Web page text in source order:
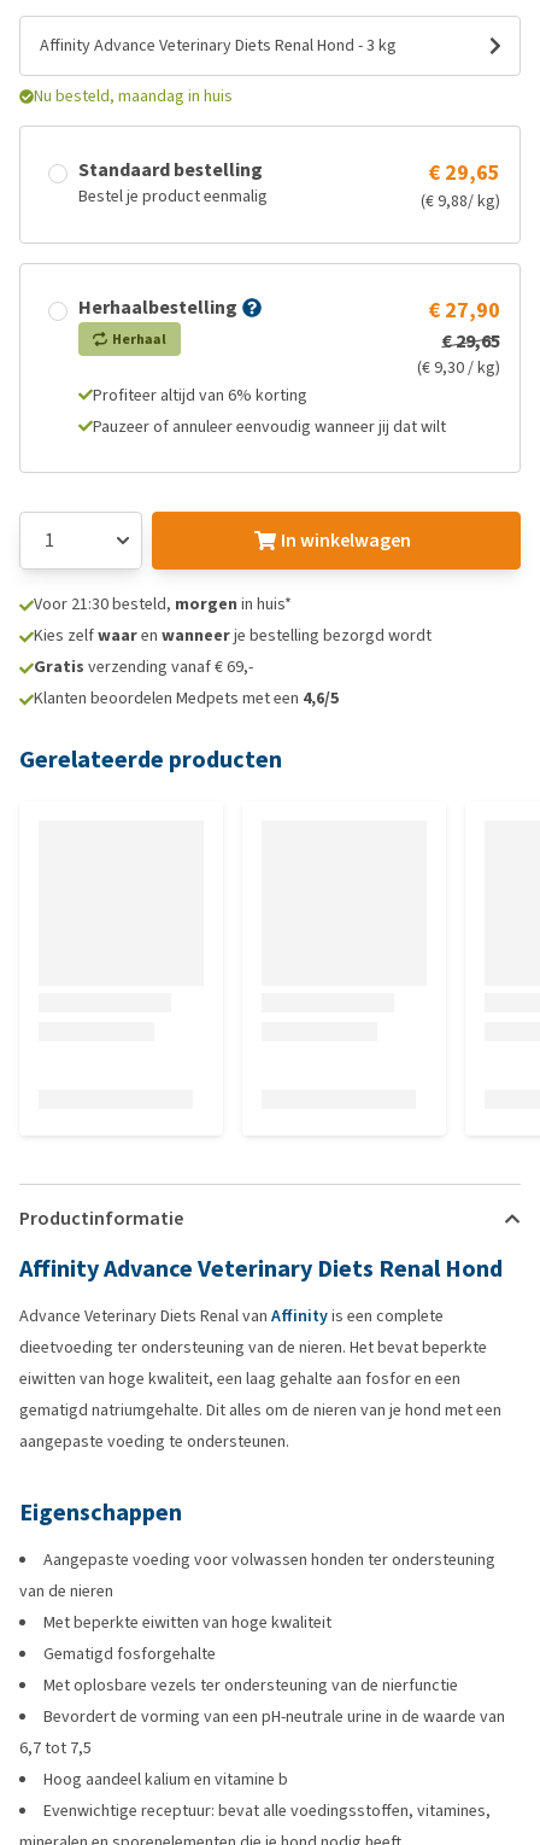
Affinity Advance Veterinary Diets Renal Hond - 3 kg
Nu besteld, maandag in huis
Standaard bestelling
Bestel je product eenmalig
€ 29,65
(€ 9,88/ kg)
Herhaalbestelling
Herhaal
€ 27,90
€ 29,65
(€ 9,30 / kg)
Profiteer altijd van 6% korting
Pauzeer of annuleer eenvoudig wanneer jij dat wilt
In winkelwagen
Voor 21:30 besteld, morgen in huis*
Kies zelfwaaren wanneerje bestelling bezorgd wordt
Gratis verzending vanaf € 69,-
Klanten beoordelen Medpets met een 4,6/5
Gerelateerde producten
Productinformatie
Affinity Advance Veterinary Diets Renal Hond
Advance Veterinary Diets Renal van Affinityis een complete
dieetvoeding ter ondersteuning van de nieren. Het bevat beperkte
eiwitten van hoge kwaliteit, een laag gehalte aan fosfor en een
gematigd natriumgehalte. Dit alles om de nieren van je hond met een
aangepaste voeding te ondersteunen.
Eigenschappen
Aangepaste voeding voor volwassen honden ter ondersteuning
van de nieren
Met beperkte eiwitten van hoge kwaliteit
Gematigd fosforgehalte
Met oplosbare vezels ter ondersteuning van de nierfunctie
Bevordert de vorming van een pH-neutrale urine in de waarde van
6,7 tot 7,5
Hoog aandeel kalium en vitamine b
Evenwichtige receptuur: bevat alle voedingsstoffen, vitamines,